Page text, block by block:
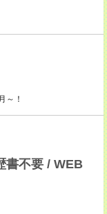
！
書不要 / WEB